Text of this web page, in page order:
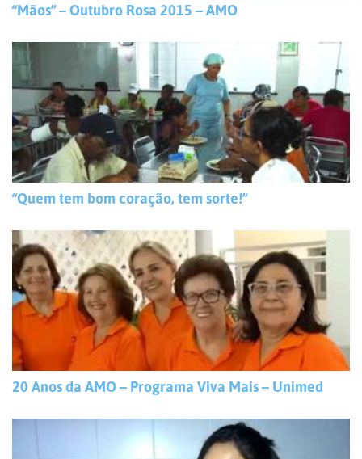
“Mãos” – Outubro Rosa 2015 – AMO
“Quem tem bom coração, tem sorte!”
20 Anos da AMO – Programa Viva Mais – Unimed